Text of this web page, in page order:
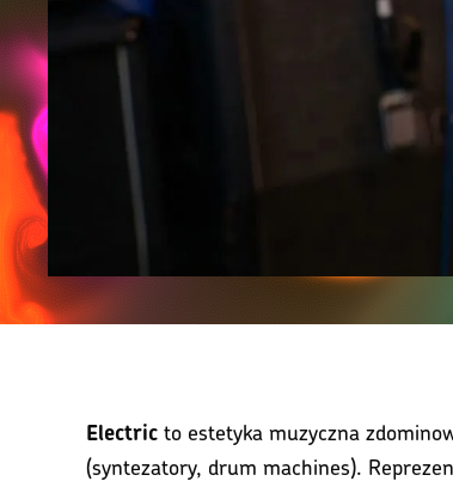
Electric to estetyka muzyczna
(syntezatory, drum machines).